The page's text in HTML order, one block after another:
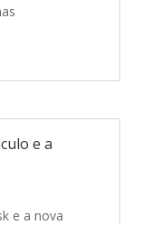
e a
e a nova